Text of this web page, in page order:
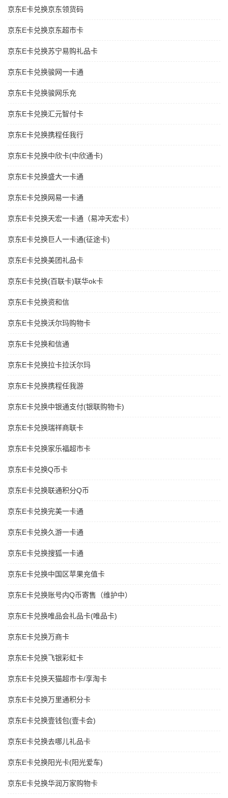
京东E卡兑换京东领货码
京东E卡兑换京东超市卡
京东E卡兑换苏宁易购礼品卡
京东E卡兑换骏网一卡通
京东E卡兑换骏网乐充
京东E卡兑换汇元智付卡
京东E卡兑换携程任我行
京东E卡兑换中欣卡(中欣通卡)
京东E卡兑换盛大一卡通
京东E卡兑换网易一卡通
京东E卡兑换天宏一卡通（易冲天宏卡）
京东E卡兑换巨人一卡通(征途卡)
京东E卡兑换美团礼品卡
京东E卡兑换(百联卡)联华ok卡
京东E卡兑换资和信
京东E卡兑换沃尔玛购物卡
京东E卡兑换和信通
京东E卡兑换拉卡拉沃尔玛
京东E卡兑换携程任我游
京东E卡兑换中银通支付(银联购物卡)
京东E卡兑换瑞祥商联卡
京东E卡兑换家乐福超市卡
京东E卡兑换Q币卡
京东E卡兑换联通积分Q币
京东E卡兑换完美一卡通
京东E卡兑换久游一卡通
京东E卡兑换搜狐一卡通
京东E卡兑换中国区苹果充值卡
京东E卡兑换账号内Q币寄售（维护中）
京东E卡兑换唯品会礼品卡(唯品卡)
京东E卡兑换万商卡
京东E卡兑换飞银彩虹卡
京东E卡兑换天猫超市卡/享淘卡
京东E卡兑换万里通积分卡
京东E卡兑换壹钱包(壹卡会)
京东E卡兑换去哪儿礼品卡
京东E卡兑换阳光卡(阳光爱车)
京东E卡兑换华润万家购物卡